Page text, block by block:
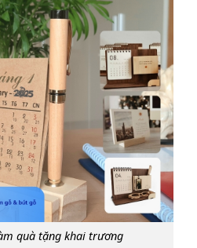
quà tặng khai trương